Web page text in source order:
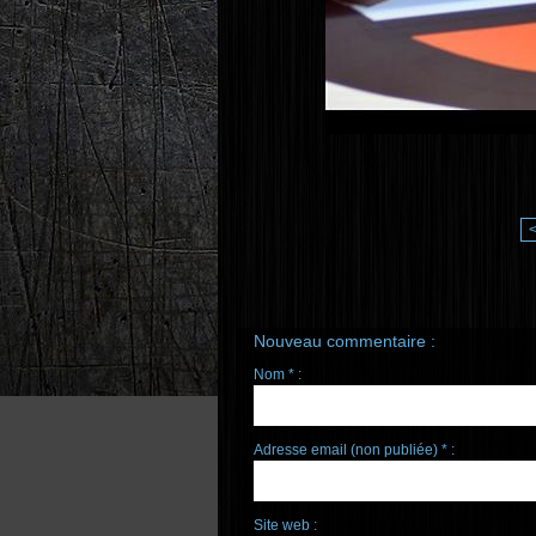
<
Nouveau commentaire :
Nom * :
Adresse email (non publiée) * :
Site web :